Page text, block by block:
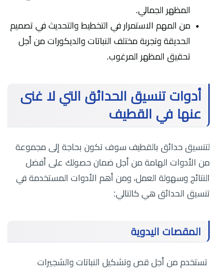
المظهر الجمالي.
من المهم الاستمرار في التخطيط والتحديث في تصميم
الحديقة وتجربة مختلف النباتات والديكورات من أجل
تحقيق المظهر المرغوب.
أدوات تنسيق الحدائق التي لا غنى
عنها في القطيف
لتنسيق حدائق بالقطيف سوف تكون بحاجة إلى مجموعة
من الأدوات الهامة من أجل ضمان حصولك على أفضل
النتائج وسهولة العمل، ومن أهم الأدوات المستخدمة في
تنسيق الحدائق هي كالتالي:
المقصات اليدوية
تستخدم من أجل قص وتشكيل النباتات والشجيرات